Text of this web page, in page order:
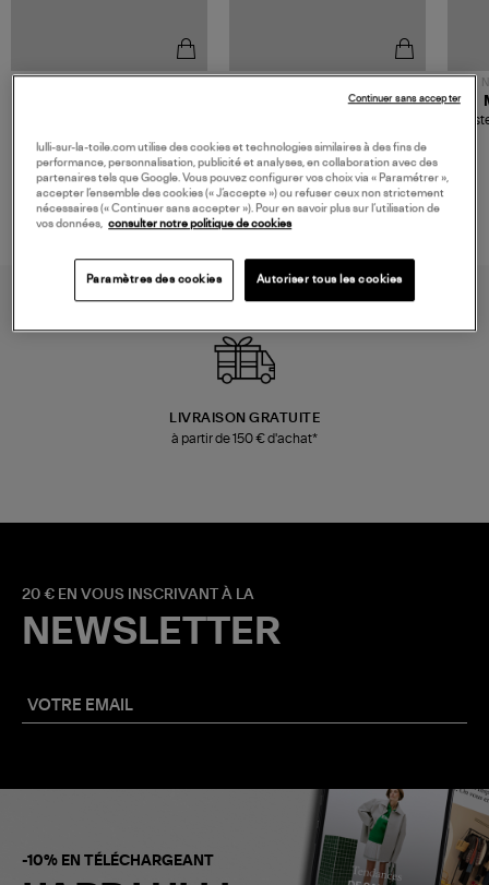
480,00 € 189,00 €
TORAL
LIVRAISON GRATUITE
à partir de 150 € d'achat*
20 € EN VOUS INSCRIVANT À LA
NEWSLETTER
-10% EN TÉLÉCHARGEANT
lulli-sur-la-toile.com utilise des cookies et technologies similaires à des fins de
performance, personnalisation, publicité et analyses, en collaboration avec des
partenaires tels que Google. Vous pouvez configurer vos choix via « Paramétrer »,
accepter l’ensemble des cookies (« J’accepte ») ou refuser ceux non strictement
nécessaires (« Continuer sans accepter »). Pour en savoir plus sur l’utilisation de
vos données, consulter notre politique de cookies
Paramètres des cookies Autoriser tous les cookies
Continuer sans accepter